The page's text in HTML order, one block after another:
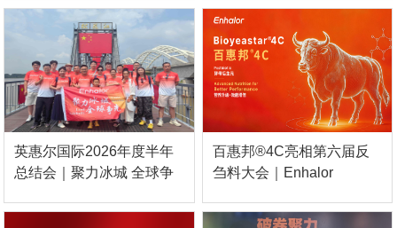
2026 New Employees with
Onboarding Training
Program
红岩精神启新程 Innovation
never stops.
英惠尔国际2026年度半年
总结会｜聚力冰城 全球争
2026 Mid-Year Review
百惠邦®4C亮相第六届反
刍料大会｜Enhalor
Postbiotics at the 6th